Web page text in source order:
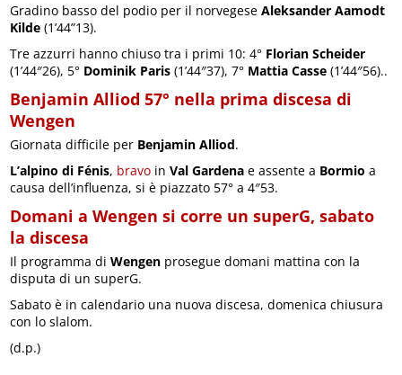
Gradino basso del podio per il norvegeseAleksander Aamodt
Kilde (1’44”13).
Tre azzurri hanno chiuso tra i primi 10: 4° Florian Scheider
(1’44″26), 5° Dominik Paris (1’44″37), 7° Mattia Casse (1’44″56)..
Benjamin Alliod 57° nella prima discesa di
Wengen
Giornata difficile per Benjamin Alliod.
L’alpino di Fénis, bravo inVal Gardena e assente a Bormio a
causa dell’influenza, si è piazzato 57° a 4″53.
Domani a Wengen si corre un superG, sabato
la discesa
Il programma diWengen prosegue domani mattina con la
disputa di un superG.
Sabato è in calendario una nuova discesa, domenica chiusura
con lo slalom.
(d.p.)